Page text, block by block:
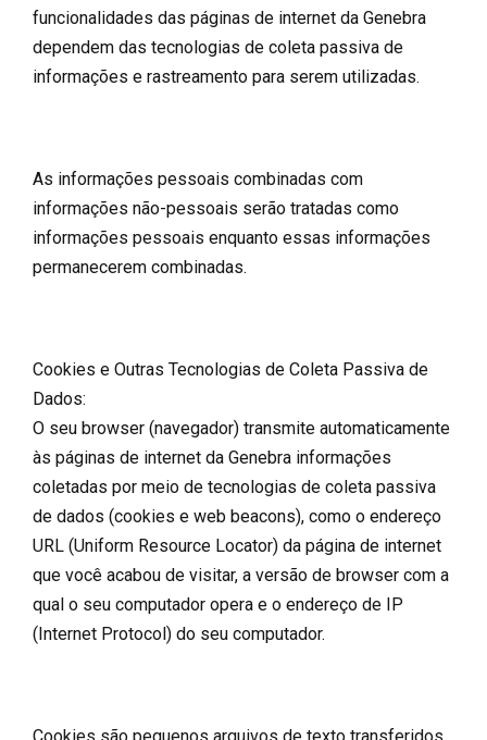
funcionalidades das páginas de internet da Genebra
dependem das tecnologias de coleta passiva de
informações e rastreamento para serem utilizadas.
As informações pessoais combinadas com
informações não-pessoais serão tratadas como
informações pessoais enquanto essas informações
permanecerem combinadas.
Cookies e Outras Tecnologias de Coleta Passiva de
Dados:
O seu browser (navegador) transmite automaticamente
às páginas de internet da Genebra informações
coletadas por meio de tecnologias de coleta passiva
de dados (cookies e web beacons), como o endereço
URL (Uniform Resource Locator) da página de internet
que você acabou de visitar, a versão de browser com a
qual o seu computador opera e o endereço de IP
(Internet Protocol) do seu computador.